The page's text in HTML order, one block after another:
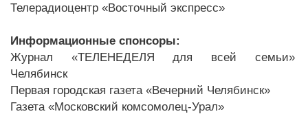
Телерадиоцентр «Восточный экспресс»
Информационные спонсоры:
Журнал «ТЕЛЕНЕДЕЛЯ для всей семьи»
Челябинск
Первая городская газета «Вечерний Челябинск»
Газета «Московский комсомолец-Урал»